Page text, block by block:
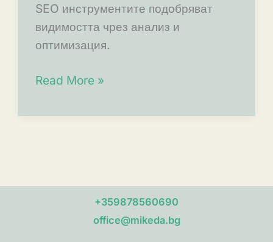
SEO инструментите подобряват
видимостта чрез анализ и
оптимизация.
5
как
инструменти
максимално
Read More »
+359878560690
office@mikeda.bg